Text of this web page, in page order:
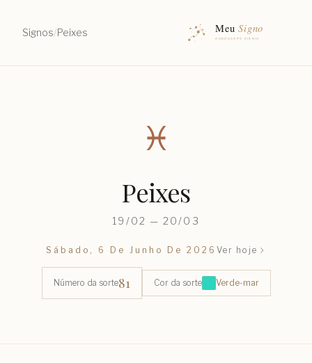
Signos/Peixes
♓︎
Peixes
19/02 — 20/03
Sábado, 6 De Junho De 2026Ver hoje
Número da sorte81 Cor da sorte Verde-mar